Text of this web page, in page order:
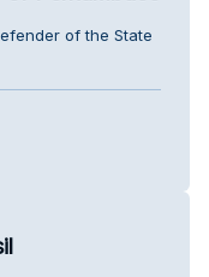
of the State